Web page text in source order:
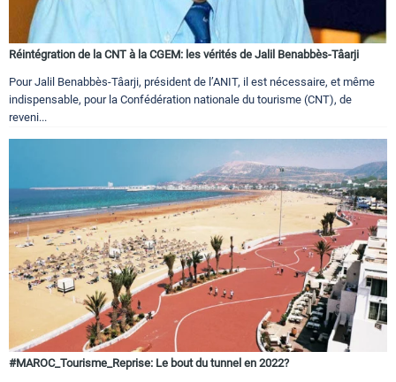
Réintégration de la CNT à la CGEM: les vérités de Jalil Benabbès-Tâarji
Pour Jalil Benabbès-Tâarji, président de l’ANIT, il est nécessaire, et même
indispensable, pour la Confédération nationale du tourisme (CNT), de
reveni...
#MAROC_Tourisme_Reprise: Le bout du tunnel en 2022?